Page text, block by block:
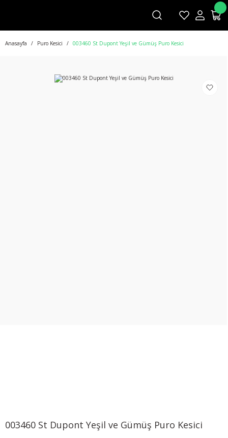
Anasayfa Puro Kesici 003460 St Dupont Yeşil ve Gümüş Puro Kesici
003460 St Dupont Yeşil ve Gümüş Puro Kesici